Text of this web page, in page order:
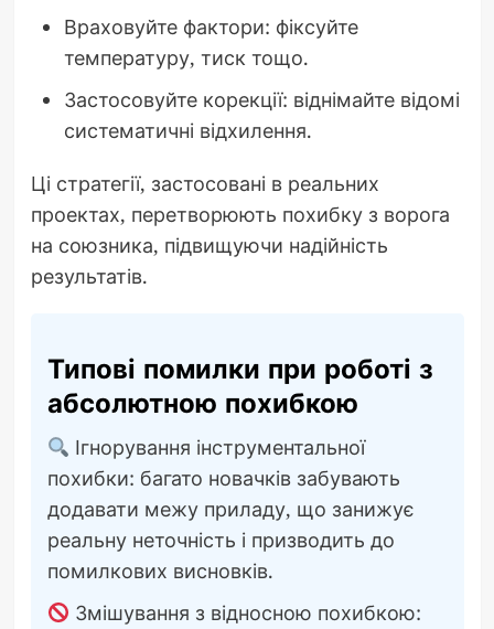
Враховуйте фактори: фіксуйте
температуру, тиск тощо.
Застосовуйте корекції: віднімайте відомі
систематичні відхилення.
Ці стратегії, застосовані в реальних
проектах, перетворюють похибку з ворога
на союзника, підвищуючи надійність
результатів.
Типові помилки при роботі з
абсолютною похибкою
Ігнорування інструментальної
похибки: багато новачків забувають
додавати межу приладу, що занижує
реальну неточність і призводить до
помилкових висновків.
Змішування з відносною похибкою: